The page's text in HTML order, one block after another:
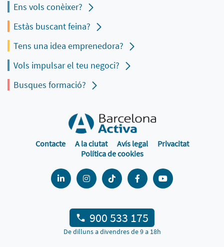
Ens vols conèixer?
Estàs buscant feina?
Tens una idea emprenedora?
Vols impulsar el teu negoci?
Busques formació?
Contacte A la ciutat Avís legal
Privacitat
Política de cookies
900 533 175
De dilluns a divendres de 9 a 18h